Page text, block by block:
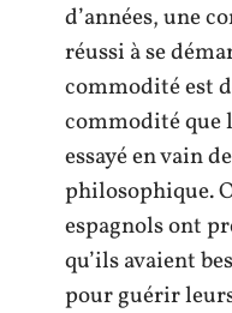
d’années, une
réussi à se
commodité est
commodité que
essayé en vain
philosophique.
espagnols ont
qu’ils avaient
pour guérir